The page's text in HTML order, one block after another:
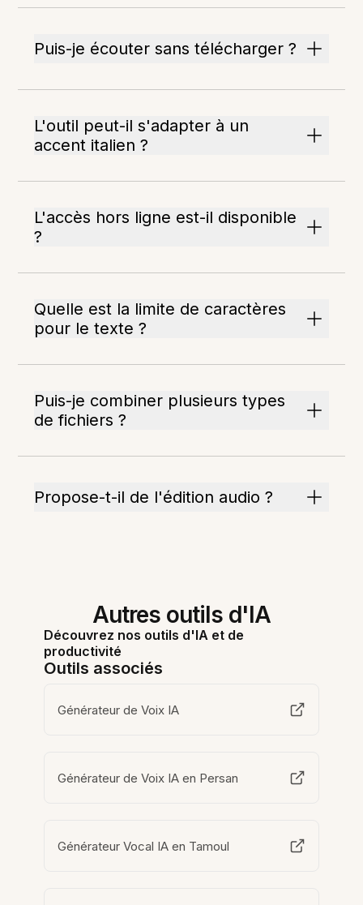
Puis-je écouter sans télécharger ?
L'outil peut-il s'adapter à un
accent italien ?
L'accès hors ligne est-il disponible
?
Quelle est la limite de caractères
pour le texte ?
Puis-je combiner plusieurs types
de fichiers ?
Propose-t-il de l'édition audio ?
Autres outils d'IA
Découvrez nos outils d'IA et de
productivité
Outils associés
Générateur de Voix IA
Générateur de Voix IA en Persan
Générateur Vocal IA en Tamoul